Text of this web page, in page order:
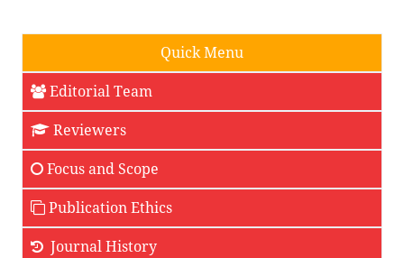
Quick Menu
Editorial Team
Reviewers
Focus and Scope
Publication Ethics
Journal History